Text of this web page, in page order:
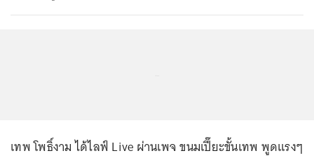
เทพ โพธิ์งาม ได้ไลฟ์ Live ผ่านเพจ ขนมเปี๊ยะขั้นเทพ พูดแรงๆ